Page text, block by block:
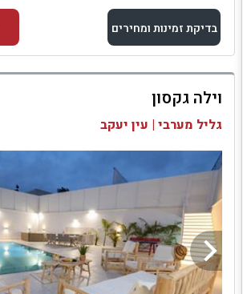
בדיקת זמינות ומחירים
למתחם זה
בדיקת זמינות ומחירים
וילה גקסון
גליל מערבי | עין יעקב